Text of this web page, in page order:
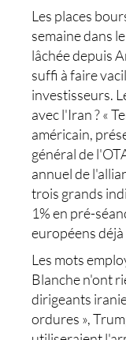
Les places
semaine dans
lâchée depuis
suffi à faire
investisseurs.
avec l'Iran ? «
américain,
général de
annuel de
trois grands
1% en pré-
européens déjà
Les mots
Blanche n'ont
dirigeants
ordures »,